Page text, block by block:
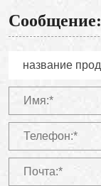
Сообщение: